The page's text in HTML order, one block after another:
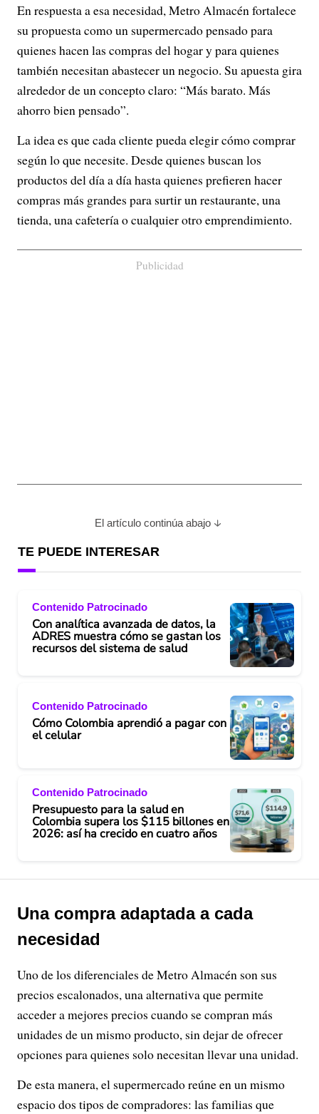
En respuesta a esa necesidad, Metro Almacén fortalece
su propuesta como un supermercado pensado para
quienes hacen las compras del hogar y para quienes
también necesitan abastecer un negocio. Su apuesta gira
alrededor de un concepto claro: “Más barato. Más
ahorro bien pensado”.
La idea es que cada cliente pueda elegir cómo comprar
según lo que necesite. Desde quienes buscan los
productos del día a día hasta quienes prefieren hacer
compras más grandes para surtir un restaurante, una
tienda, una cafetería o cualquier otro emprendimiento.
Publicidad
El artículo continúa abajo
TE PUEDE INTERESAR
Contenido Patrocinado
Con analítica avanzada de datos, la
ADRES muestra cómo se gastan los
recursos del sistema de salud
Contenido Patrocinado
Cómo Colombia aprendió a pagar con
el celular
Contenido Patrocinado
Presupuesto para la salud en
Colombia supera los $115 billones en
2026: así ha crecido en cuatro años
Una compra adaptada a cada
necesidad
Uno de los diferenciales de Metro Almacén son sus
precios escalonados, una alternativa que permite
acceder a mejores precios cuando se compran más
unidades de un mismo producto, sin dejar de ofrecer
opciones para quienes solo necesitan llevar una unidad.
De esta manera, el supermercado reúne en un mismo
espacio dos tipos de compradores: las familias que